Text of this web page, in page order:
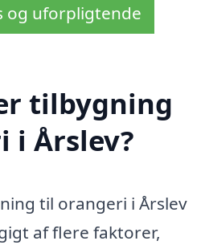
og uforpligtende
tilbygning
i Årslev?
til orangeri i Årslev
af flere faktorer,